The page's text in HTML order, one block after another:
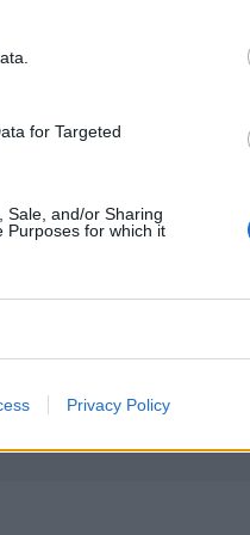
for Targeted
Sale, and/or Sharing
Purposes for which it
Privacy Policy
με τις
του αιώνα πλήττει τη
θερμότερο καλοκαίρι
θερμότερο καλοκαίρι
ο γιος του
πετρελαίου στη Ρωσία
12:33
δύο διυλιστήρια
δύο διυλιστήρια